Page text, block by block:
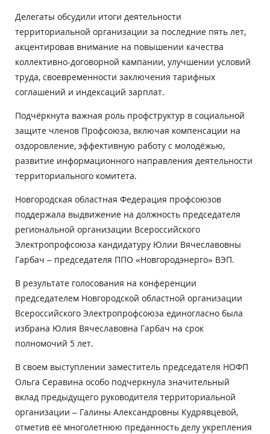
Делегаты обсудили итоги деятельности
территориальной организации за последние пять лет,
акцентировав внимание на повышении качества
коллективно-договорной кампании, улучшении условий
труда, своевременности заключения тарифных
соглашений и индексаций зарплат.
Подчёркнута важная роль профструктур в социальной
защите членов Профсоюза, включая компенсации на
оздоровление, эффективную работу с молодёжью,
развитие информационного направления деятельности
территориального комитета.
Новгородская областная Федерация профсоюзов
поддержала выдвижение на должность председателя
региональной организации Всероссийского
Электропрофсоюза кандидатуру Юлии Вячеславовны
Гарбач – председателя ППО «Новгородэнерго» ВЭП.
В результате голосования на конференции
председателем Новгородской областной организации
Всероссийского Электропрофсоюза единогласно была
избрана Юлия Вячеславовна Гарбач на срок
полномочий 5 лет.
В своем выступлении заместитель председателя НОФП
Ольга Серавина особо подчеркнула значительный
вклад предыдущего руководителя территориальной
организации – Галины Александровны Кудрявцевой,
отметив её многолетнюю преданность делу укрепления